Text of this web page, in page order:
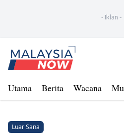
- Iklan -
Home
Utama Berita Wacana
Luar Sana